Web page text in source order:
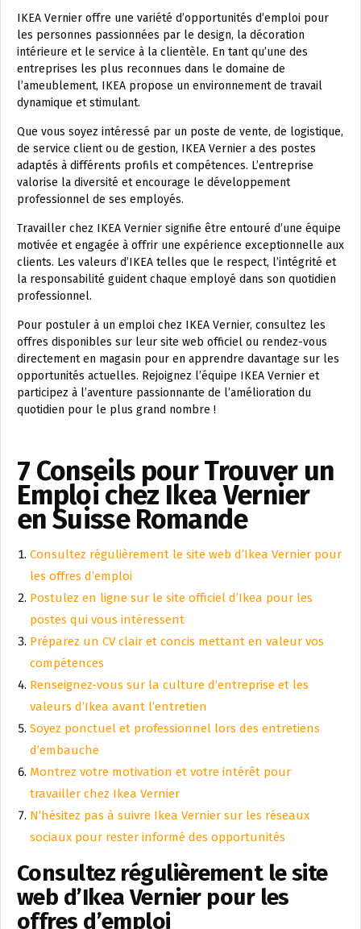
IKEA Vernier offre une variété d’opportunités d’emploi pour
les personnes passionnées par le design, la décoration
intérieure et le service à la clientèle. En tant qu’une des
entreprises les plus reconnues dans le domaine de
l’ameublement, IKEA propose un environnement de travail
dynamique et stimulant.
Que vous soyez intéressé par un poste de vente, de logistique,
de service client ou de gestion, IKEA Vernier a des postes
adaptés à différents profils et compétences. L’entreprise
valorise la diversité et encourage le développement
professionnel de ses employés.
Travailler chez IKEA Vernier signifie être entouré d’une équipe
motivée et engagée à offrir une expérience exceptionnelle aux
clients. Les valeurs d’IKEA telles que le respect, l’intégrité et
la responsabilité guident chaque employé dans son quotidien
professionnel.
Pour postuler à un emploi chez IKEA Vernier, consultez les
offres disponibles sur leur site web officiel ou rendez-vous
directement en magasin pour en apprendre davantage sur les
opportunités actuelles. Rejoignez l’équipe IKEA Vernier et
participez à l’aventure passionnante de l’amélioration du
quotidien pour le plus grand nombre !
7 Conseils pour Trouver un
Emploi chez Ikea Vernier
en Suisse Romande
Consultez régulièrement le site web d’Ikea Vernier pour
les offres d’emploi
Postulez en ligne sur le site officiel d’Ikea pour les
postes qui vous intéressent
Préparez un CV clair et concis mettant en valeur vos
compétences
Renseignez-vous sur la culture d’entreprise et les
valeurs d’Ikea avant l’entretien
Soyez ponctuel et professionnel lors des entretiens
d’embauche
Montrez votre motivation et votre intérêt pour
travailler chez Ikea Vernier
N’hésitez pas à suivre Ikea Vernier sur les réseaux
sociaux pour rester informé des opportunités
Consultez régulièrement le site
web d’Ikea Vernier pour les
offres d’emploi